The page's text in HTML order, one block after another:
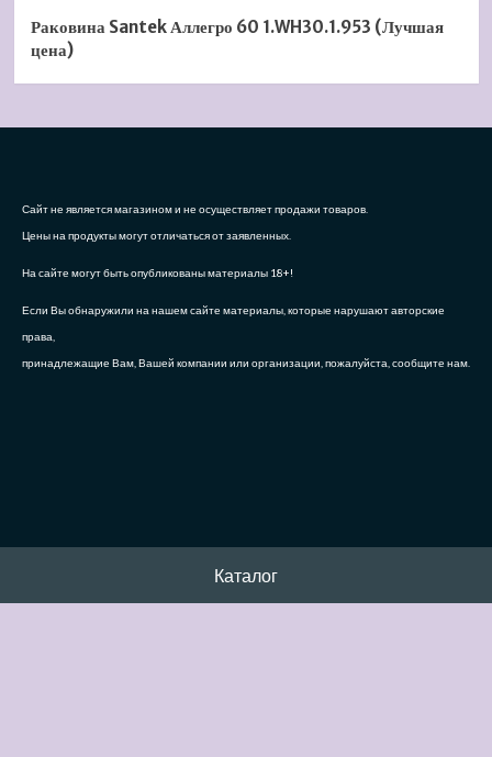
Раковина Santek Аллегро 60 1.WH30.1.953 (Лучшая
цена)
Сайт не является магазином и не осуществляет продажи товаров.
Цены на продукты могут отличаться от заявленных.
На сайте могут быть опубликованы материалы 18+!
Если Вы обнаружили на нашем сайте материалы, которые нарушают авторские
права,
принадлежащие Вам, Вашей компании или организации, пожалуйста, сообщите нам.
Каталог